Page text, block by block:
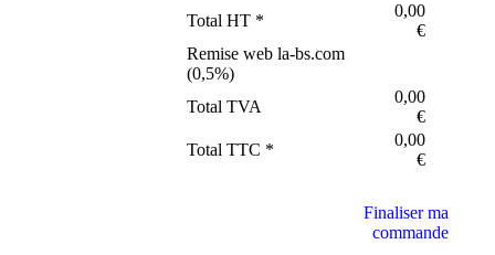
Total HT *
0,00
€
Remise web la-bs.com
(0,5%)
Total TVA
0,00
€
Total TTC *
0,00
€
Finaliser ma
commande